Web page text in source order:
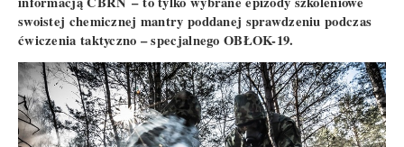
swoistej chemicznej mantry poddanej sprawdzeniu podczas
ćwiczenia taktyczno – specjalnego OBŁOK-19.